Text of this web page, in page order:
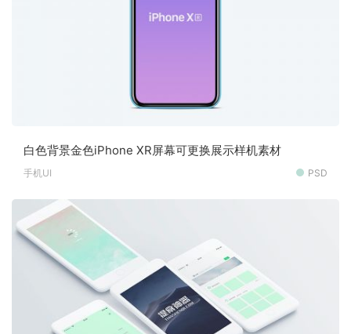
白色背景金色iPhone XR屏幕可更换展示样机素材
手机UI PSD